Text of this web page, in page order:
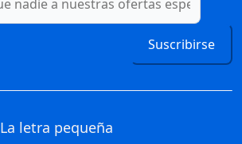
Suscribirse
La letra pequeña